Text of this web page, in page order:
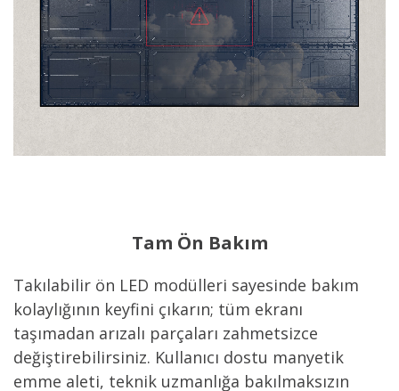
Tam Ön Bakım
Takılabilir ön LED modülleri sayesinde bakım
kolaylığının keyfini çıkarın; tüm ekranı
taşımadan arızalı parçaları zahmetsizce
değiştirebilirsiniz. Kullanıcı dostu manyetik
emme aleti, teknik uzmanlığa bakılmaksızın